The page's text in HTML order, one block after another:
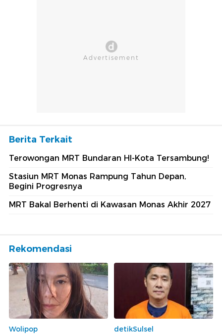
Berita Terkait
Terowongan MRT Bundaran HI-Kota Tersambung!
Stasiun MRT Monas Rampung Tahun Depan,
Begini Progresnya
MRT Bakal Berhenti di Kawasan Monas Akhir 2027
Rekomendasi
Wolipop
detikSulsel